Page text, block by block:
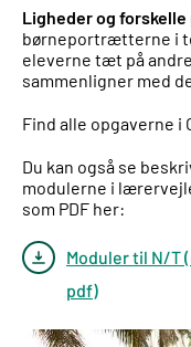
Ligheder og forskelle
børneportrætterne i
eleverne tæt på
sammenligner med
Find alle opgaverne i
Du kan også se
modulerne i
som PDF her:
Moduler til N/T
pdf)